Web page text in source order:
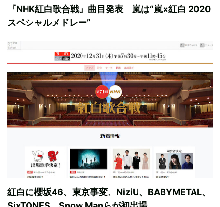
『NHK紅白歌合戦』曲目発表 嵐は“嵐×紅白 2020
スペシャルメドレー”
紅白に櫻坂46、東京事変、NiziU、BABYMETAL、